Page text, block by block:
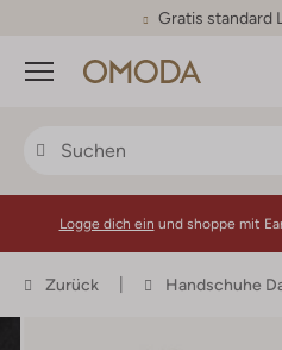
30 Tage
Menü
Logge dich ein und shoppe mit
Zurück Handschuhe